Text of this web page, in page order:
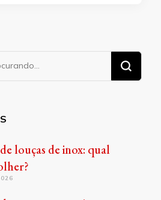
louças de inox: qual